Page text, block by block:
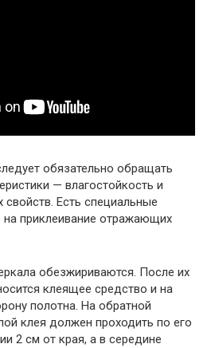
обязательно обращать
— влагостойкость и
свойств. Есть специальные
на приклеивание отражающих
обезжириваются. После их
клеящее средство и на
полотна. На обратной
клея должен проходить по его
2 см от края, а в середине